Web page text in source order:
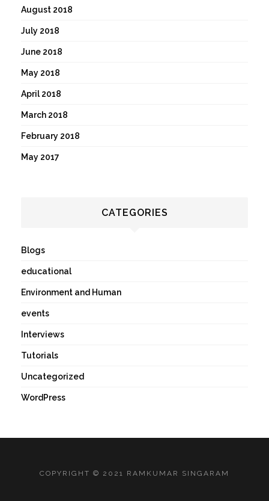
August 2018
July 2018
June 2018
May 2018
April 2018
March 2018
February 2018
May 2017
CATEGORIES
Blogs
educational
Environment and Human
events
Interviews
Tutorials
Uncategorized
WordPress
COPYRIGHT © 2021 RAMKUMAR SINGARAM